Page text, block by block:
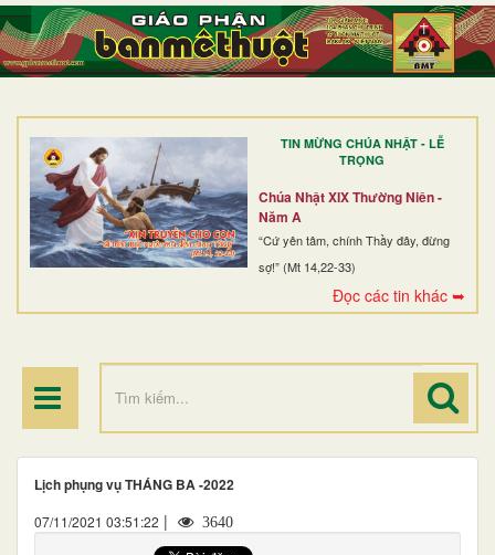
TIN MỪNG CHÚA NHẬT - LỄ
TRỌNG
Chúa Nhật XIX Thường Niên -
Năm A
“Cứ yên tâm, chính Thầy đây, đừng
sợ!” (Mt 14,22-33)
Đọc các tin khác ➥
TRANG NHẤT
GIỚI THIỆU
DÒNG TU
BAN MỤC VỤ
ĐOÀN THỂ CG
Lịch phụng vụ THÁNG BA -2022
07/11/2021 03:51:22 | 3640